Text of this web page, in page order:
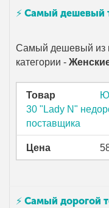
⚡ Самый дешевый
Самый дешевый из
категории -
Товар
30 "Lady N"
поставщика
Цена
⚡ Самый дорогой